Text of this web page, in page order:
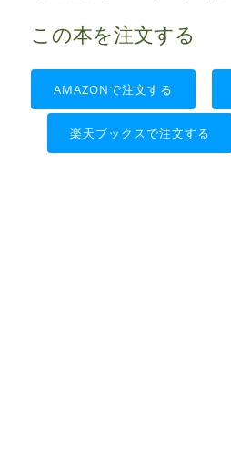
この本を注文する
AMAZONで注文する
楽天ブックスで注文する